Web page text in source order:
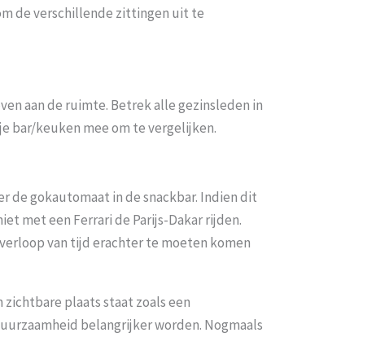
de verschillende zittingen uit te
aan de ruimte. Betrek alle gezinsleden in
bar/keuken mee om te vergelijken.
de gokautomaat in de snackbar. Indien dit
met een Ferrari de Parijs-Dakar rijden.
van tijd erachter te moeten komen
plaats staat zoals een
belangrijker worden. Nogmaals